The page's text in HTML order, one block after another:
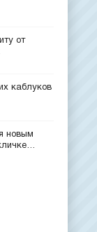
от
каблуков
новым